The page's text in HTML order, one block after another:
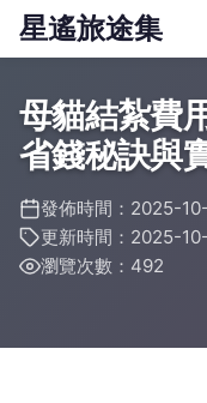
星遙旅途集
母貓結紮費
省錢秘訣與
發佈時間：2025-
更新時間：2025-
瀏覽次數：492